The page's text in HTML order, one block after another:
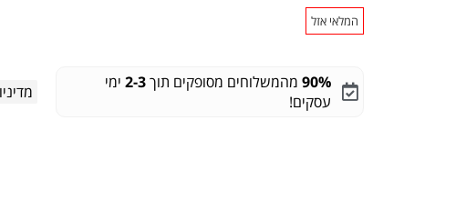
המלאי אזל
90% מהמשלוחים מסופקים תוך2-3 ימי
עסקים!